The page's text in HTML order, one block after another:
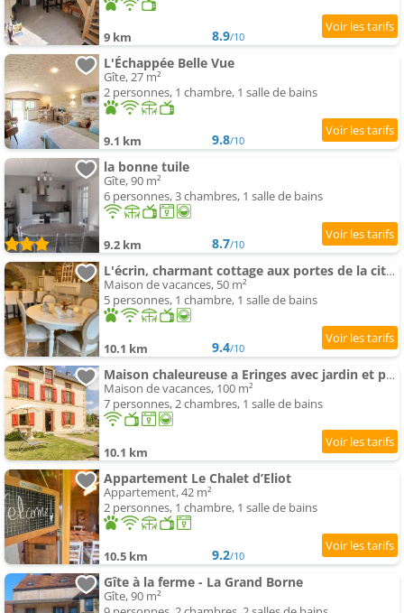
9 km 8.9/10
L'Échappée Belle Vue
Gîte, 27 m²
2 personnes, 1 chambre, 1 salle de bains
9.1 km 9.8/10
la bonne tuile
Gîte, 90 m²
6 personnes, 3 chambres, 1 salle de bains
9.2 km 8.7/10
L'écrin, charmant cottage aux portes de la cité médiévale de Semur-en-Auxois
Maison de vacances, 50 m²
5 personnes, 1 chambre, 1 salle de bains
10.1 km 9.4/10
Maison chaleureuse a Eringes avec jardin et parking inclus
Maison de vacances, 100 m²
7 personnes, 2 chambres, 1 salle de bains
10.1 km
Appartement Le Chalet d’Eliot
Appartement, 42 m²
2 personnes, 1 chambre, 1 salle de bains
10.5 km 9.2/10
Gîte à la ferme - La Grand Borne
Gîte, 90 m²